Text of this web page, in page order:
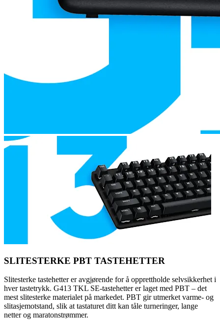
SLITESTERKE PBT TASTEHETTER
Slitesterke tastehetter er avgjørende for å opprettholde selvsikkerhet i
hver tastetrykk. G413 TKL SE-tastehetter er laget med PBT – det
mest slitesterke materialet på markedet. PBT gir utmerket varme- og
slitasjemotstand, slik at tastaturet ditt kan tåle turneringer, lange
netter og maratonstrømmer.